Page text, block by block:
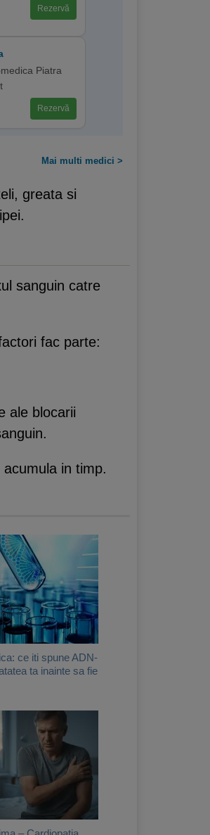
Rezervă
Piatra
Rezervă
Mai multi medici >
greata si
sanguin catre
fac parte:
ale blocarii
in timp.
ce iti spune ADN-
ta inainte sa fie